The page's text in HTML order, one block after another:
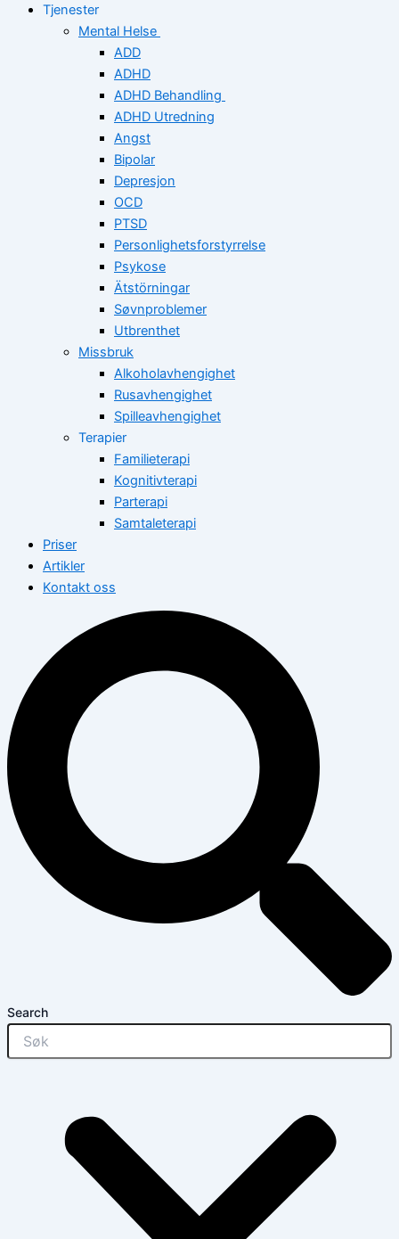
Tjenester
Mental Helse
ADD
ADHD
ADHD Behandling
ADHD Utredning
Angst
Bipolar
Depresjon
OCD
PTSD
Personlighetsforstyrrelse
Psykose
Ätstörningar
Søvnproblemer
Utbrenthet
Missbruk
Alkoholavhengighet
Rusavhengighet
Spilleavhengighet
Terapier
Familieterapi
Kognitivterapi
Parterapi
Samtaleterapi
Priser
Artikler
Kontakt oss
Search